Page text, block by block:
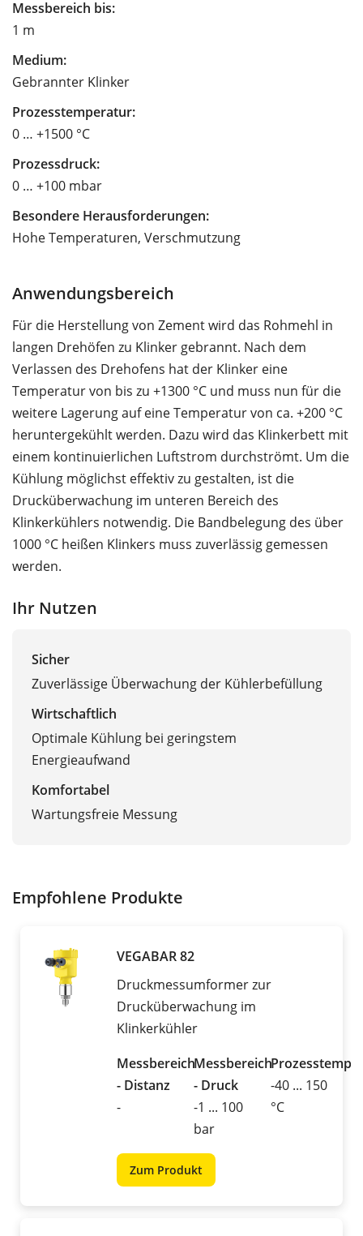
Messbereich bis:
1 m
Medium:
Gebrannter Klinker
Prozesstemperatur:
0 … +1500 °C
Prozessdruck:
0 … +100 mbar
Besondere Herausforderungen:
Hohe Temperaturen, Verschmutzung
Anwendungsbereich
Für die Herstellung von Zement wird das Rohmehl in
langen Drehöfen zu Klinker gebrannt. Nach dem
Verlassen des Drehofens hat der Klinker eine
Temperatur von bis zu +1300 °C und muss nun für die
weitere Lagerung auf eine Temperatur von ca. +200 °C
heruntergekühlt werden. Dazu wird das Klinkerbett mit
einem kontinuierlichen Luftstrom durchströmt. Um die
Kühlung möglichst effektiv zu gestalten, ist die
Drucküberwachung im unteren Bereich des
Klinkerkühlers notwendig. Die Bandbelegung des über
1000 °C heißen Klinkers muss zuverlässig gemessen
werden.
Ihr Nutzen
Sicher
Zuverlässige Überwachung der Kühlerbefüllung
Wirtschaftlich
Optimale Kühlung bei geringstem
Energieaufwand
Komfortabel
Wartungsfreie Messung
Empfohlene Produkte
VEGABAR 82
Druckmessumformer zur
Drucküberwachung im
Klinkerkühler
Messbereich
- Distanz
-
Messbereich
- Druck
-1 ... 100
bar
-40 ... 150
°C
Zum Produkt